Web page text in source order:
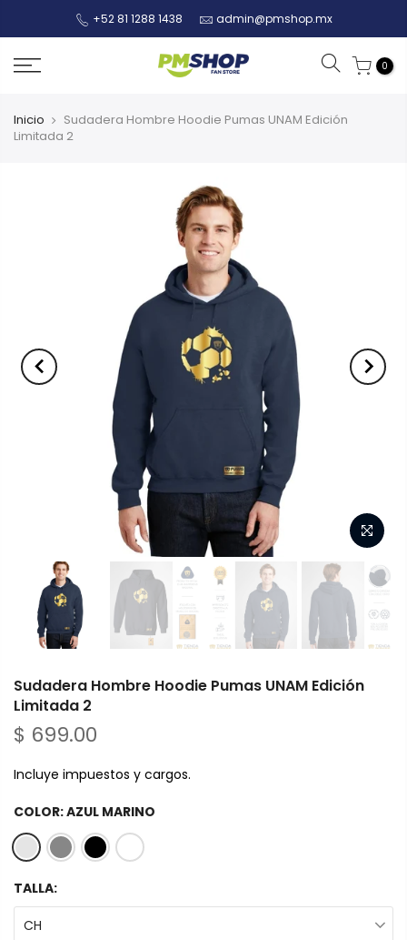
+52 81 1288 1438 admin@pmshop.mx
0
Inicio
Sudadera Hombre Hoodie Pumas UNAM Edición
Limitada 2
Sudadera Hombre Hoodie Pumas UNAM Edición
Limitada 2
$ 699.00
Incluye impuestos y cargos.
COLOR:AZUL MARINO
TALLA:
CH